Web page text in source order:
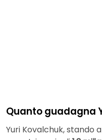
Quanto guadagna
Yuri Kovalchuk, stando